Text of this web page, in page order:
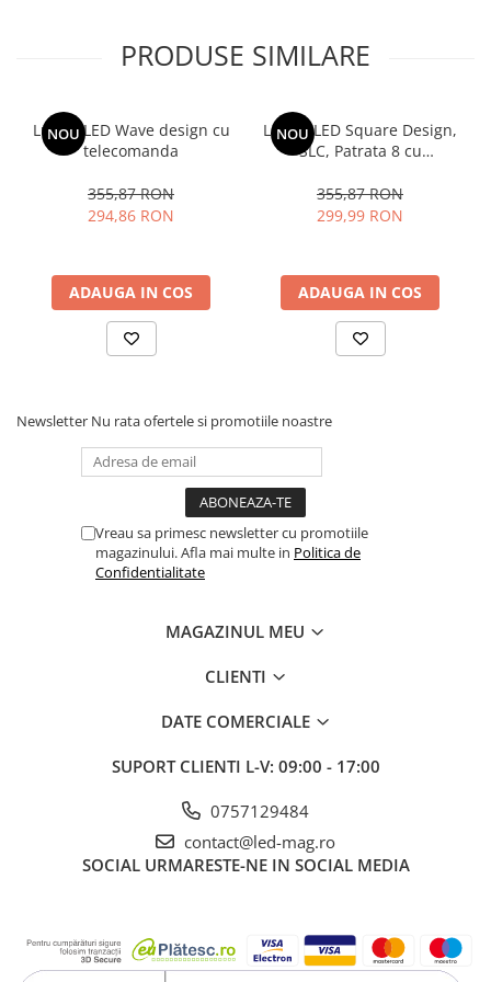
PRODUSE SIMILARE
NOU
Lustra LED Wave design cu
telecomanda
355,87 RON
294,86 RON
ADAUGA IN COS
NOU
Lustra LED Square Design,
SLC, Patrata 8 cu
355,87 RON
299,99 RON
ADAUGA IN COS
Newsletter Nu rata ofertele si promotiile noastre
Vreau sa primesc newsletter cu promotiile
magazinului. Afla mai multe in Politica de
Confidentialitate
MAGAZINUL MEU
CLIENTI
DATE COMERCIALE
SUPORT CLIENTI L-V: 09:00 - 17:00
0757129484
contact@led-mag.ro
SOCIAL URMARESTE-NE IN SOCIAL MEDIA